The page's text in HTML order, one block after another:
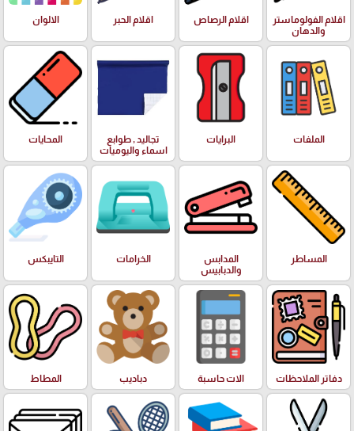
اقلام الفولوماستر
والدهان
اقلام الرصاص اقلام الحبر الالوان
الملفات البرايات
تجاليد , طوابع
اسماء واليوميات
المحايات
المساطر
المدابس
والدبابيس
الخرامات التايبكس
دفاتر الملاحظات الات حاسبة دباديب المطاط